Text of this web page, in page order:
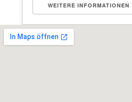
WEITERE INFORMATIONEN